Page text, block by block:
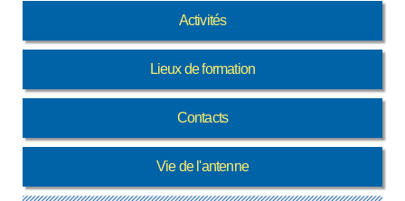
Activités
Lieux de formation
Contacts
Vie de l'antenne